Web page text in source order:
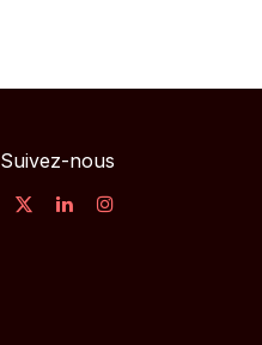
Suivez-nous